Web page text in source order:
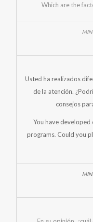
Which are the
Usted ha realizados
de la atención.
consejos
You have
programs. Could you